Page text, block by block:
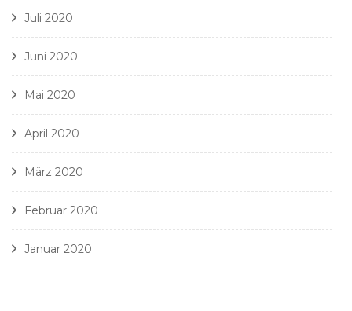
Juli 2020
Juni 2020
Mai 2020
April 2020
März 2020
Februar 2020
Januar 2020